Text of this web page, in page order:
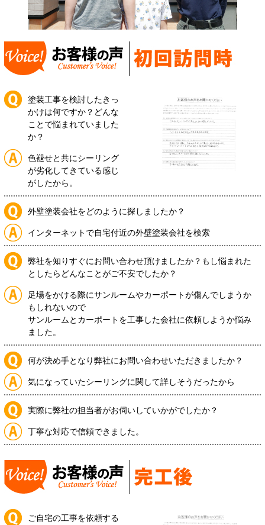
塗装工事を検討したきっ
かけは何ですか？どんな
ことで悩まれていました
か？
色褪せと共にシーリング
が劣化してきている感じ
がしたから。
外壁塗装会社をどのように探しましたか？
インターネットで自宅付近の外壁塗装会社を検索
弊社を知りすぐにお問い合わせ頂けましたか？もし悩まれた
としたらどんなことがご不安でしたか？
足場をかける際にサンルームやカーポートが傷んでしまうか
もしれないので
サンルームとカーポートを工事した会社に依頼しようか悩み
ました。
何が決め手となり弊社にお問い合わせいただきましたか？
気になっていたシーリングに関して詳しそうだったから
実際に弊社の担当者がお伺いしていかがでしたか？
丁寧な対応で信頼できました。
ご自宅の工事を依頼する